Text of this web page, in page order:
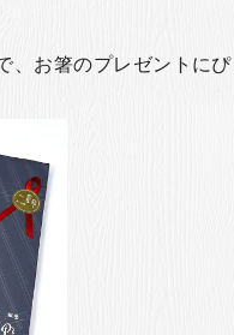
お箸のプレゼントにぴ